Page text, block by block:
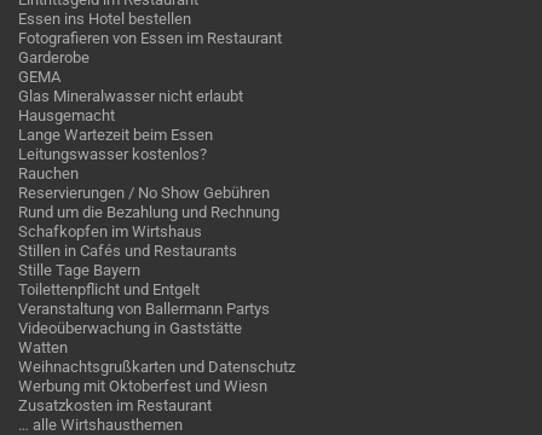
Essen ins Hotel bestellen
Fotografieren von Essen im Restaurant
Garderobe
GEMA
Glas Mineralwasser nicht erlaubt
Hausgemacht
Lange Wartezeit beim Essen
Leitungswasser kostenlos?
Rauchen
Reservierungen / No Show Gebühren
Rund um die Bezahlung und Rechnung
Schafkopfen im Wirtshaus
Stillen in Cafés und Restaurants
Stille Tage Bayern
Toilettenpflicht und Entgelt
Veranstaltung von Ballermann Partys
Videoüberwachung in Gaststätte
Watten
Weihnachtsgrußkarten und Datenschutz
Werbung mit Oktoberfest und Wiesn
Zusatzkosten im Restaurant
… alle Wirtshausthemen